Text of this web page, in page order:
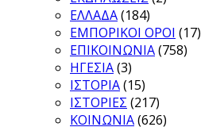
ΕΛΛΑΔΑ(184)
ΕΜΠΟΡΙΚΟΙ ΟΡΟΙ (17)
ΕΠΙΚΟΙΝΩΝΙΑ(758)
ΗΓΕΣΙΑ(3)
ΙΣΤΟΡΙΑ(15)
ΙΣΤΟΡΙΕΣ (217)
ΚΟΙΝΩΝΙΑ(626)